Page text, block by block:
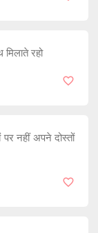
मिलाते रहो
नहीं अपने दोस्तों